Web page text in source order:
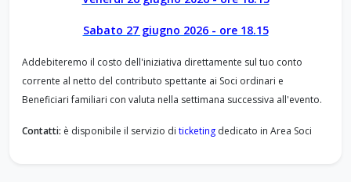
Sabato 27 giugno 2026 - ore 18.15
Addebiteremo il costo dell'iniziativa direttamente sul tuo conto
corrente al netto del contributo spettante ai Soci ordinari e
Beneficiari familiari con valuta nella settimana successiva all'evento.
Contatti: è disponibile il servizio di ticketing dedicato in Area Soci